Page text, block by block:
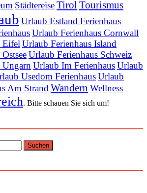
StädtereiseTirolTourismus
Urlaub Estland Ferienhaus
Urlaub Ferienhaus Cornwall
Eifel Urlaub Ferienhaus Island
Urlaub Ferienhaus Schweiz
Ungarn Urlaub Im FerienhausUrlaub
Usedom FerienhausUrlaub
Am Strand Wandern Wellness
. Bitte schauen Sie sich um!